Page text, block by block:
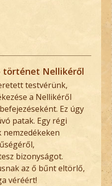
történet Nellikéről
testvérünk,
a Nellikéről
Ez úgy
patak. Egy régi
nemzedékeken
bizonyságot.
az ő bűnt eltörlő,
véréért!